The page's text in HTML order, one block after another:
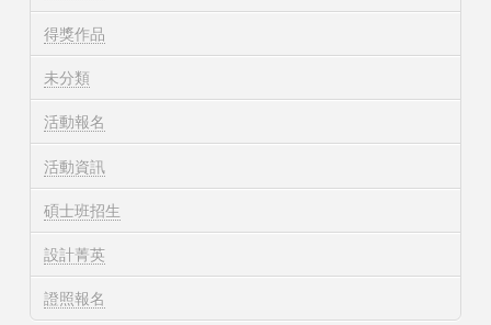
得獎作品
未分類
活動報名
活動資訊
碩士班招生
設計菁英
證照報名